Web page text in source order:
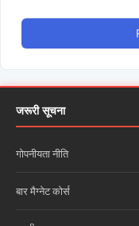
जरूरी सूचना
गोपनीयता नीति
बार मैग्नेट कोर्स